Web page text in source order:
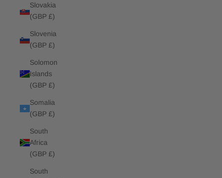
Slovakia
(GBP £)
Slovenia
(GBP £)
Solomon
Islands
(GBP £)
Somalia
(GBP £)
South
Africa
(GBP £)
South